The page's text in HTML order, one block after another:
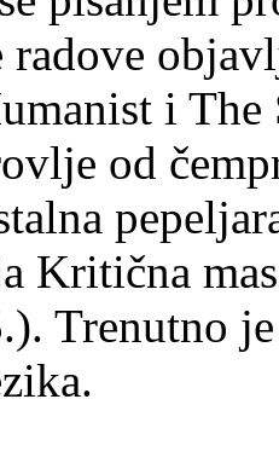
radove
i
od
Kritična
Trenutno